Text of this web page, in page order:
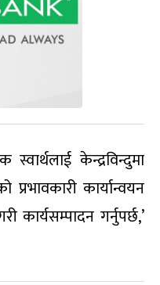
स्वार्थलाई केन्द्रविन्दुमा
कार्यान्वयन
गर्नुपर्छ,’